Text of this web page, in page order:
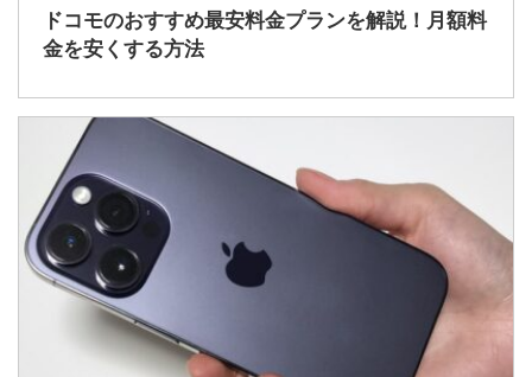
ドコモのおすすめ最安料金プランを解説！月額料
金を安くする方法